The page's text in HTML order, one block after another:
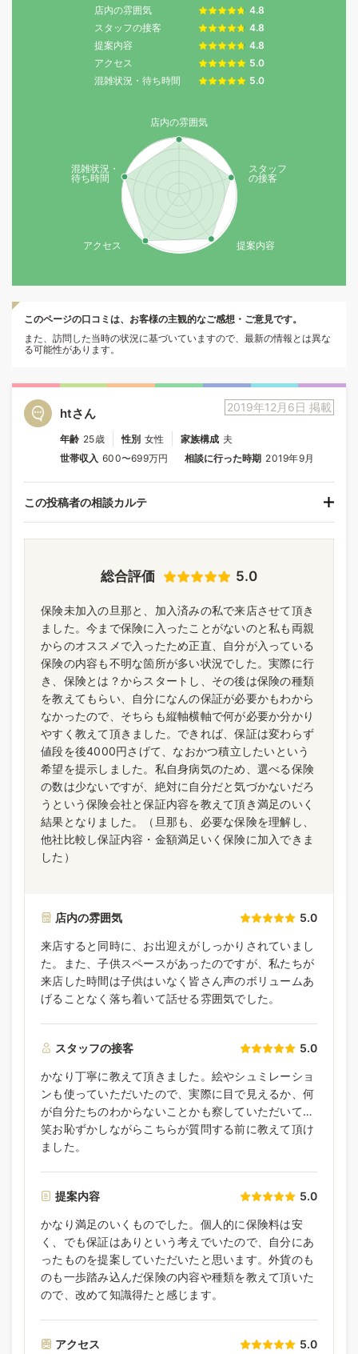
店内の雰囲気
4.8
スタッフの接客
4.8
提案内容
4.8
アクセス
5.0
混雑状況・待ち時間
5.0
店内の雰囲気
スタッフ
の接客
提案内容
アクセス
混雑状況・
待ち時間
このページの口コミは、お客様の主観的なご感想・ご意見です。
また、訪問した当時の状況に基づいていますので、最新の情報とは異な
る可能性があります。
2019年12月6日 掲載
htさん
年齢 25歳 性別 女性 家族構成 夫
世帯収入 600〜699万円 相談に行った時期 2019年9月
この投稿者の相談カルテ
総合評価 5.0
保険未加入の旦那と、加入済みの私で来店させて頂き
ました。今まで保険に入ったことがないのと私も両親
からのオススメで入ったため正直、自分が入っている
保険の内容も不明な箇所が多い状況でした。実際に行
き、保険とは？からスタートし、その後は保険の種類
を教えてもらい、自分になんの保証が必要かもわから
なかったので、そちらも縦軸横軸で何が必要か分かり
やすく教えて頂きました。できれば、保証は変わらず
値段を後4000円さげて、なおかつ積立したいという
希望を提示しました。私自身病気のため、選べる保険
の数は少ないですが、絶対に自分だと気づかないだろ
うという保険会社と保証内容を教えて頂き満足のいく
結果となりました。（旦那も、必要な保険を理解し、
他社比較し保証内容・金額満足いく保険に加入できま
した）
店内の雰囲気 5.0
来店すると同時に、お出迎えがしっかりされていまし
た。また、子供スペースがあったのですが、私たちが
来店した時間は子供はいなく皆さん声のボリュームあ
げることなく落ち着いて話せる雰囲気でした。
スタッフの接客 5.0
かなり丁寧に教えて頂きました。絵やシュミレーショ
ンも使っていただいたので、実際に目で見えるか、何
が自分たちのわからないことかも察していただいて…
笑お恥ずかしながらこちらが質問する前に教えて頂け
ました。
提案内容 5.0
かなり満足のいくものでした。個人的に保険料は安
く、でも保証はありという考えでいたので、自分にあ
ったものを提案していただいたと思います。外貨のも
のも一歩踏み込んだ保険の内容や種類を教えて頂いた
ので、改めて知識得たと感じます。
アクセス 5.0